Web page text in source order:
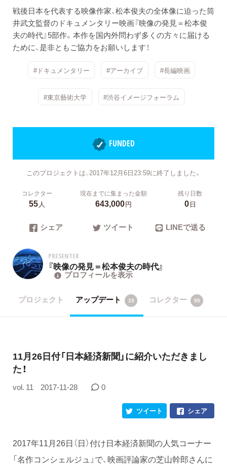
戦後日本を代表する映像作家、松本俊夫の全体像に迫った筒
井武文監督のドキュメンタリー映画『映像の発見＝松本俊
夫の時代』5部作。本作を国内外問わず多くの方々に届ける
ために、是非ともご協力をお願いします！
#ドキュメンタリー #アーカイブ #長編映画
#東京藝術大学 #渋谷イメージフォーラム
FUNDED
このプロジェクトは、2017年12月6日23:59に終了しました。
コレクター
55人
現在までに集まった金額
643,000円
残り日数
0日
シェア ツイート LINEで送る
PRESENTER
『映像の発見＝松本俊夫の時代』
プロフィールを表示
プロジェクト アップデート 15 コレクター 55
11月26日付「日本経済新聞」に紹介いただきまし
た！
vol. 11 2017-11-28 0
シェア
ツイート
2017年11月26日（日）付け日本経済新聞の人気コーナー
「名作コンシェルジュ」で、映画評論家の芝山幹郎さんに